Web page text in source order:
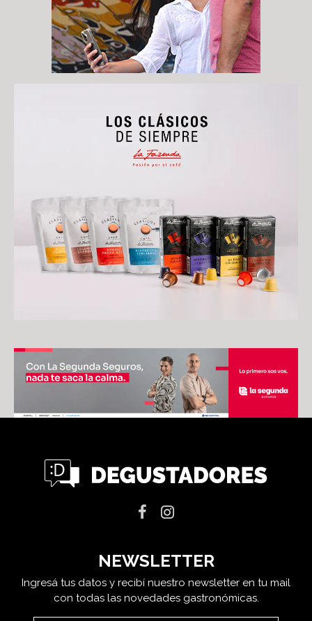
NEWSLETTER
Ingresá tus datos y recibí nuestro newsletter en tu mail
con todas las novedades gastronómicas.